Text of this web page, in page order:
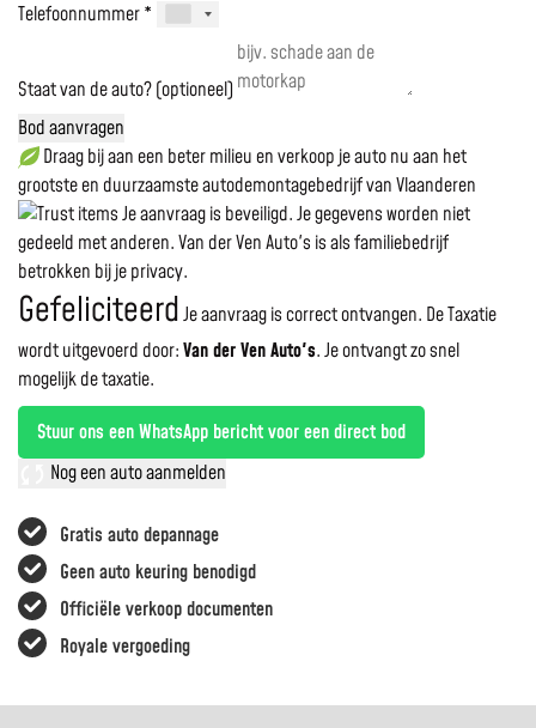
Gratis auto depannage
Geen auto keuring benodigd
Officiële verkoop documenten
Royale vergoeding
Telefoonnummer *
Staat van de auto? (optioneel)
Bod aanvragen
Draag bij aan een beter milieu en verkoop je auto nu aan het
grootste en duurzaamste autodemontagebedrijf van Vlaanderen
Je aanvraag is beveiligd. Je gegevens worden niet
gedeeld met anderen. Van der Ven Auto's is als familiebedrijf
betrokken bij je privacy.
GefeliciteerdJe aanvraag is correct ontvangen. De Taxatie
wordt uitgevoerd door:Van der Ven Auto's.Je ontvangt zo snel
mogelijk de taxatie.
Stuur ons een WhatsApp bericht voor een direct bod
Nog een auto aanmelden